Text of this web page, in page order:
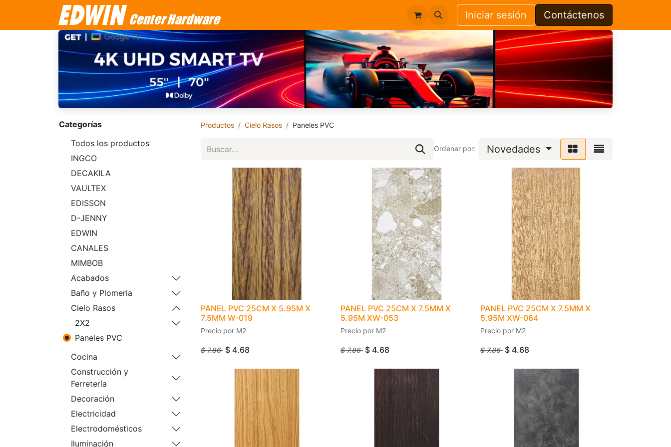
Iniciar sesión Contáctenos
Categorías
Todos los productos
INGCO
DECAKILA
VAULTEX
EDISSON
D-JENNY
EDWIN
CANALES
MIMBOB
Acabados
Baño y Plomeria
Cielo Rasos
2X2
Paneles PVC
Cocina
Construcción y
Ferretería
Decoración
Electricidad
Electrodomésticos
Iluminación
Productos Cielo Rasos Paneles PVC
Ordenar por: Novedades
PANEL PVC 25CM X 5.95M X
7.5MM W-019
Precio por M2
$7.86 $ 4.68
PANEL PVC 25CM X 7.5MM X
5.95M XW-053
Precio por M2
$7.86 $ 4.68
PANEL PVC 25CM X 7.5MM X
5.95M XW-064
Precio por M2
$7.86 $ 4.68